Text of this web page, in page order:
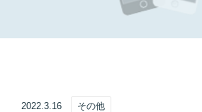
2022.3.16 その他